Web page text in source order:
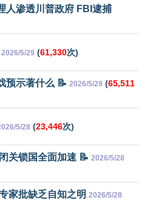
人渗透川普政府 FBI逮捕
2026/5/29 (61,330次)
预示著什么 📝 2026/5/29 (65,511
5/28 (23,446次)
关锁国全面加速 📝 2026/5/28
家批缺乏自知之明 2026/5/28